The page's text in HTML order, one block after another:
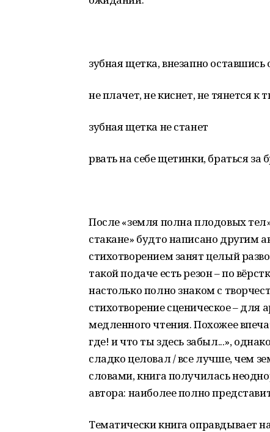
зубная щетка, внезапно оставшись
не плачет, не киснет, не тянется к
зубная щетка не станет
рвать на себе щетинки, браться за
После «земля полна плодовых
стакане» будто написано другим
стихотворением занят целый
такой подаче есть резон – по
настолько полно знаком с
стихотворение сценическое – для
медленного чтения. Похожее
где! и что ты здесь забыл...»,
сладко целовал / все лучше, чем
словами, книга получилась
автора: наиболее полно
Тематически книга оправдывает